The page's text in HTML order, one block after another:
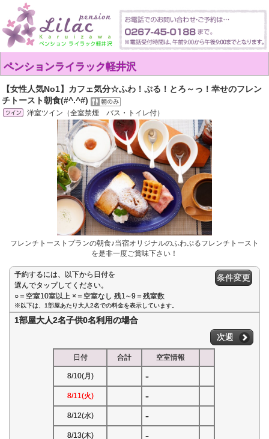
ペンションライラック軽井沢
【女性人気No1】カフェ気分☆ふわ！ぷる！とろ～っ！幸せのフレン
チトースト朝食(#^.^#)
洋室ツイン（全室禁煙 バス・トイレ付）
フレンチトーストプランの朝食♪当宿オリジナルのふわぷるフレンチトースト
を是非一度ご賞味下さい！
予約するには、以下から日付を
選んでタップしてください。
○＝空室10室以上 ×＝空室なし 残1∼9＝残室数
条件変更
※以下は、1部屋あたり大人2名での料金を表示しています。
1部屋大人2名子供0名利用の場合
次週
日付 合計 空室情報
8/10(月) -
8/11(火) -
8/12(水) -
8/13(木) -